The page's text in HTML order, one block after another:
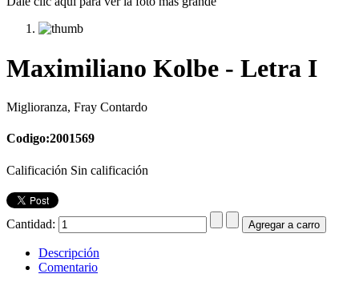
Maximiliano Kolbe - Letra I
Miglioranza, Fray Contardo
Codigo:2001569
Calificación Sin calificación
Cantidad:
Descripción
Comentario